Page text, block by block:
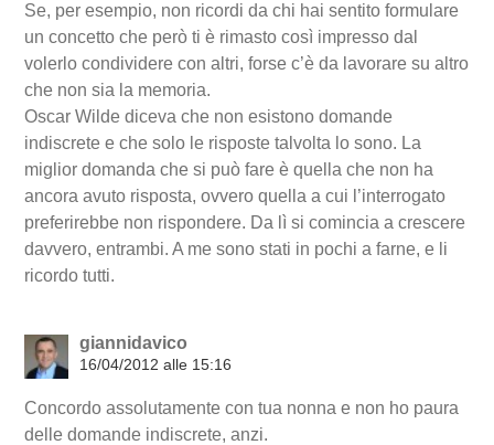
Se, per esempio, non ricordi da chi hai sentito formulare
un concetto che però ti è rimasto così impresso dal
volerlo condividere con altri, forse c’è da lavorare su altro
che non sia la memoria.
Oscar Wilde diceva che non esistono domande
indiscrete e che solo le risposte talvolta lo sono. La
miglior domanda che si può fare è quella che non ha
ancora avuto risposta, ovvero quella a cui l’interrogato
preferirebbe non rispondere. Da lì si comincia a crescere
davvero, entrambi. A me sono stati in pochi a farne, e li
ricordo tutti.
giannidavico
16/04/2012 alle 15:16
Concordo assolutamente con tua nonna e non ho paura
delle domande indiscrete, anzi.